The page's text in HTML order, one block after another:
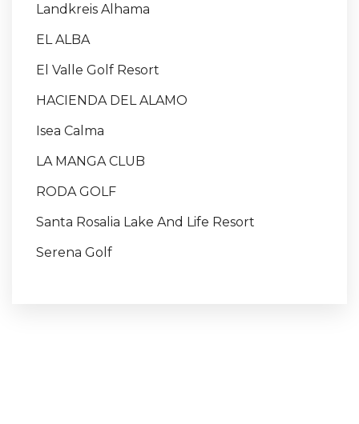
Landkreis Alhama
EL ALBA
El Valle Golf Resort
HACIENDA DEL ALAMO
Isea Calma
LA MANGA CLUB
RODA GOLF
Santa Rosalia Lake And Life Resort
Serena Golf